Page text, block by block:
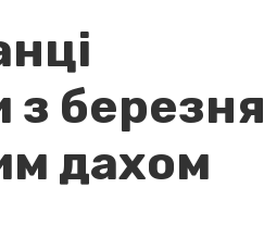
з березня
дахом